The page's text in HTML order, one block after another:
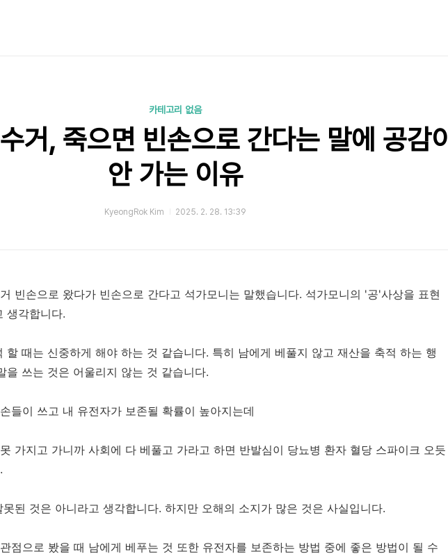
카테고리 없음
거, 죽으면 빈손으로 간다는 말에 공감이
안 가는 이유
KyeongRok Kim 2025. 2. 28. 13:39
빈손으로 왔다가 빈손으로 간다고 석가모니는 말했습니다. 석가모니의 '공'사상을 표현
생각합니다.
할 때는 신중하게 해야 하는 것 같습니다. 특히 남에게 베풀지 않고 재산을 축적 하는 행
을 쓰는 것은 어울리지 않는 것 같습니다.
들이 쓰고 내 유전자가 보존될 확률이 높아지는데
가지고 가니까 사회에 다 베풀고 가라고 하면 반발심이 당뇨병 환자 혈당 스파이크 오듯
된 것은 아니라고 생각합니다. 하지만 오해의 소지가 많은 것은 사실입니다.
점으로 봤을 때 남에게 베푸는 것 또한 유전자를 보존하는 방법 중에 좋은 방법이 될 수